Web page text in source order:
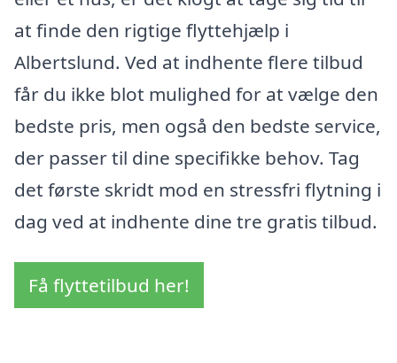
at finde den rigtige flyttehjælp i
Albertslund. Ved at indhente flere tilbud
får du ikke blot mulighed for at vælge den
bedste pris, men også den bedste service,
der passer til dine specifikke behov. Tag
det første skridt mod en stressfri flytning i
dag ved at indhente dine tre gratis tilbud.
Få flyttetilbud her!